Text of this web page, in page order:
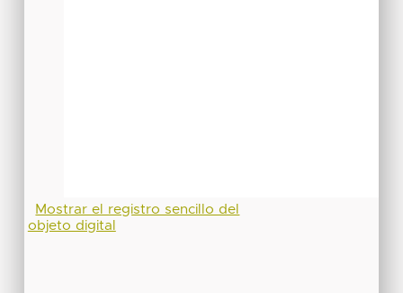
Mostrar el registro sencillo del
objeto digital